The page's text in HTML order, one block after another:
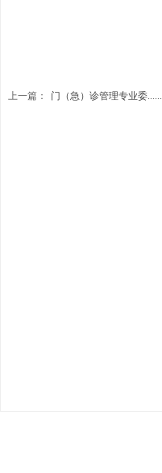
上一篇： 门（急）诊管理专业委......